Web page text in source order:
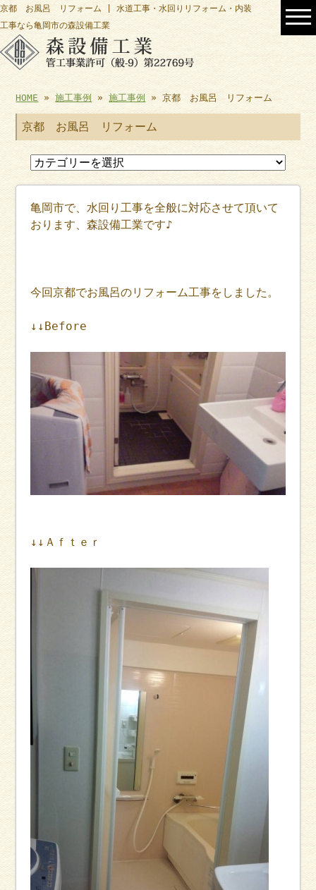
京都 お風呂 リフォーム | 水道工事・水回りリフォーム・内装
工事なら亀岡市の森設備工業
HOME »施工事例 »施工事例 » 京都 お風呂 リフォーム
京都 お風呂 リフォーム
亀岡市で、水回り工事を全般に対応させて頂いて
おります、森設備工業です♪
今回京都でお風呂のリフォーム工事をしました。
↓↓Before
↓↓Ａｆｔｅｒ